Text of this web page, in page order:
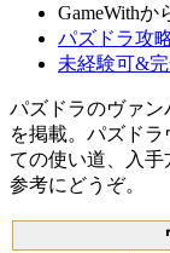
GameWithか
パズドラ攻
未経験可&
パズドラのヴァ
を掲載。パズド
ての使い道、入
参考にどうぞ。